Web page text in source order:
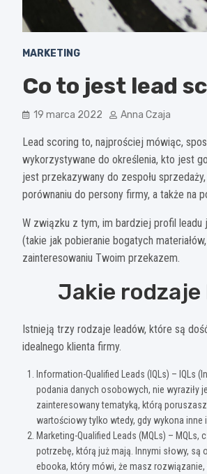
MARKETING
Co to jest lead
19 marca 2022 Anna Czaja
Lead scoring to, najprościej mówiąc,
wykorzystywane do określenia, kto jest
jest przekazywany do zespołu
porównaniu do persony firmy, a także na
W związku z tym, im bardziej profil
(takie jak pobieranie bogatych
zainteresowaniu Twoim przekazem.
Jakie
Istnieją trzy rodzaje leadów, które są
idealnego klienta firmy.
Information-Qualified Leads (IQLs) – IQLs
podania danych osobowych, nie wyraziły
zainteresowany tematyką, którą
wartościowy tylko wtedy, gdy wykona
Marketing-Qualified Leads (MQLs) –
potrzebę, którą już mają. Innymi słowy,
ebooka, który mówi, że masz